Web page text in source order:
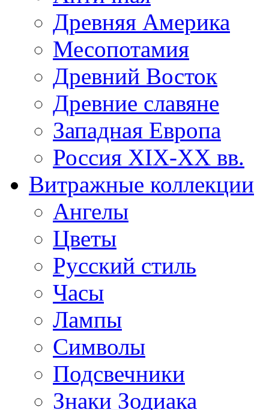
Древняя Америка
Месопотамия
Древний Восток
Древние славяне
Западная Европа
Россия XIX-XX вв.
Витражные коллекции
Ангелы
Цветы
Русский стиль
Часы
Лампы
Символы
Подсвечники
Знаки Зодиака